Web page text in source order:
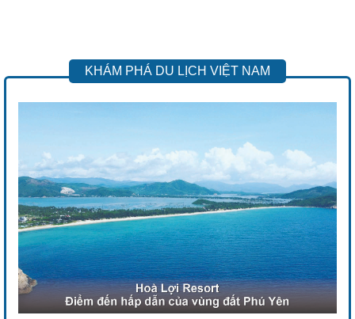
KHÁM PHÁ DU LỊCH VIỆT NAM